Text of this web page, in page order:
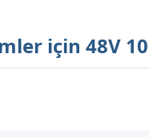
için 48V